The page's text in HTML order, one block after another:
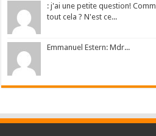
: j'ai une petite question!
tout cela ? N'est ce...
Emmanuel Estern: Mdr...